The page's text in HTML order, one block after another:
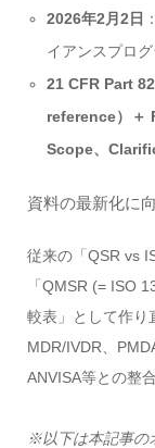
2026年2月2日
イアンスプロ
21 CFR Part
reference）＋
Scope、
資料の最新化に
従来の「QSR vs
「QMSR (= ISO
較表」として作り
MDR/IVDR、
ANVISA等との整
※以下は本記事の